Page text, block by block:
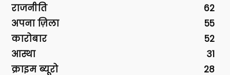
राजनीति
62
अपना ज़िला
55
कारोबार
52
आस्था
31
क्राइम ब्यूरो
28